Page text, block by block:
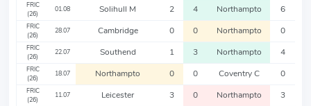
FRIC
(26)
01.08 Solihull M 2 4 Northampto 6
FRIC
(26)
28.07 Cambridge 0 0 Northampto 0
FRIC
(26)
22.07 Southend 1 3 Northampto 4
FRIC
(26)
18.07 Northampto 0 0 Coventry C 0
FRIC
(26)
11.07 Leicester 3 0 Northampto
3